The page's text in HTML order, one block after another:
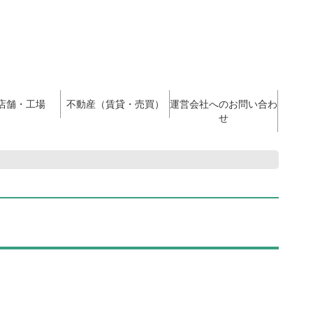
舗・工場 不動産（賃貸・売買）
運営会社へのお問い合わ
せ